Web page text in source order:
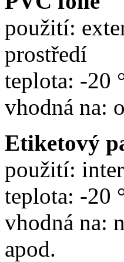
použití:
prostředí
teplota: -20
vhodná na:
Etiketový
použití:
teplota: -20
vhodná na:
apod.